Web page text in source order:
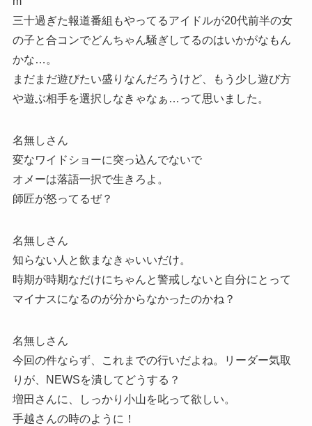
三十過ぎた報道番組もやってるアイドルが20代前半の女
の子と合コンでどんちゃん騒ぎしてるのはいかがなもん
かな…。
まだまだ遊びたい盛りなんだろうけど、もう少し遊び方
や遊ぶ相手を選択しなきゃなぁ…って思いました。
名無しさん
変なワイドショーに突っ込んでないで
オメーは落語一択で生きろよ。
師匠が怒ってるぜ？
名無しさん
知らない人と飲まなきゃいいだけ。
時期が時期なだけにちゃんと警戒しないと自分にとって
マイナスになるのが分からなかったのかね？
名無しさん
今回の件ならず、これまでの行いだよね。リーダー気取
りが、NEWSを潰してどうする？
増田さんに、しっかり小山を叱って欲しい。
手越さんの時のように！